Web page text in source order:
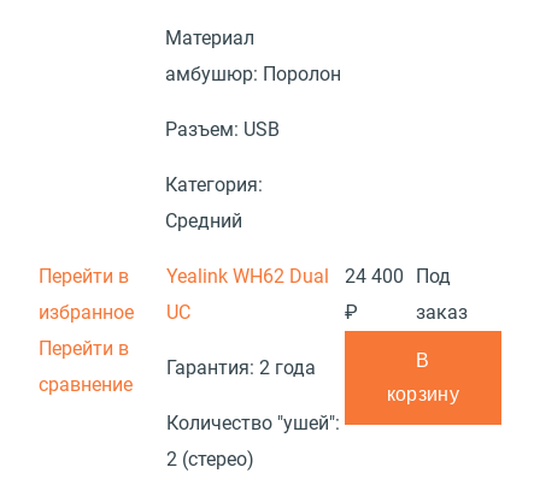
Материал
амбушюр: Поролон
Разъем: USB
Категория:
Средний
Перейти в
избранное
Перейти в
сравнение
Yealink WH62 Dual
UC
Гарантия: 2 года
Количество "ушей":
2 (стерео)
24 400
₽
Под
заказ
В
корзину